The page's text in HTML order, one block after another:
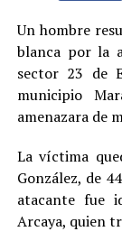
Un hombre
blanca por la
sector 23 de
municipio
amenazara de
La víctima
González, de
atacante fue
Arcaya, quien